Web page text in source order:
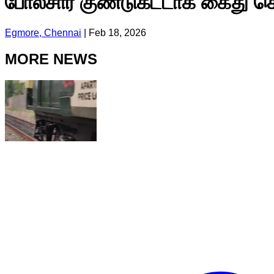
Egmore, Chennai Feb 18, 2026
MORE NEWS